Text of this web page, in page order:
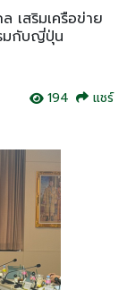
เสริมเครือข่าย
มกับญี่ปุ่น
194
แชร์